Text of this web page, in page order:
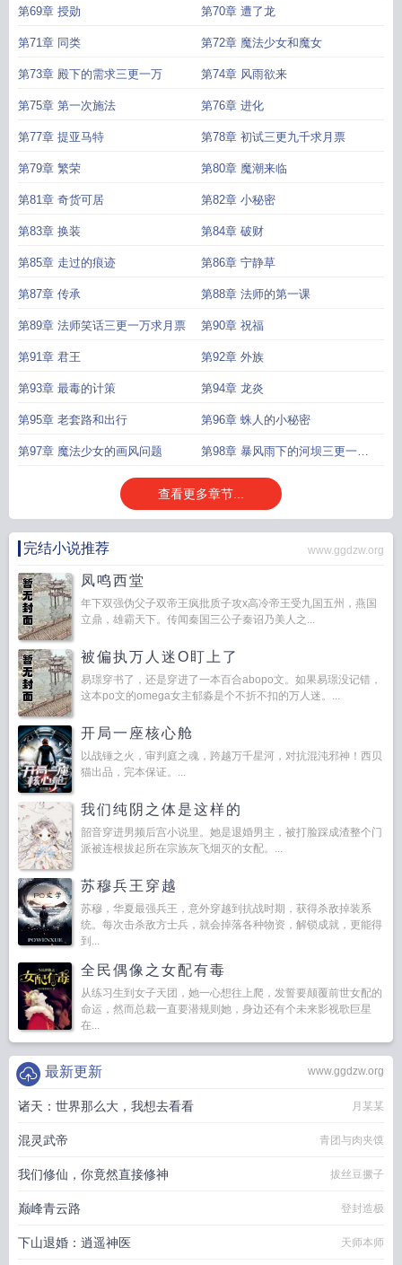
求月票
第69章 授勋 第70章 遭了龙
第71章 同类 第72章 魔法少女和魔女
第73章 殿下的需求三更一万 第74章 风雨欲来
第75章 第一次施法 第76章 进化
第77章 提亚马特 第78章 初试三更九千求月票
第79章 繁荣 第80章 魔潮来临
第81章 奇货可居 第82章 小秘密
第83章 换装 第84章 破财
第85章 走过的痕迹 第86章 宁静草
第87章 传承 第88章 法师的第一课
第89章 法师笑话三更一万求月票 第90章 祝福
第91章 君王 第92章 外族
第93章 最毒的计策 第94章 龙炎
第95章 老套路和出行 第96章 蛛人的小秘密
第97章 魔法少女的画风问题 第98章 暴风雨下的河坝三更一万
一求票
查看更多章节...
完结小说推荐 www.ggdzw.org
凤鸣西堂
年下双强伪父子双帝王疯批质子攻x高冷帝王受九国五州，燕国
立鼎，雄霸天下。传闻秦国三公子秦诏乃美人之...
被偏执万人迷O盯上了
易璟穿书了，还是穿进了一本百合abopo文。如果易璟没记错，
这本po文的omega女主郁淼是个不折不扣的万人迷。...
开局一座核心舱
以战锤之火，审判庭之魂，跨越万千星河，对抗混沌邪神！西贝
猫出品，完本保证。...
我们纯阴之体是这样的
韶音穿进男频后宫小说里。她是退婚男主，被打脸踩成渣整个门
派被连根拔起所在宗族灰飞烟灭的女配。...
苏穆兵王穿越
苏穆，华夏最强兵王，意外穿越到抗战时期，获得杀敌掉装系
统。每次击杀敌方士兵，就会掉落各种物资，解锁成就，更能得
到...
全民偶像之女配有毒
从练习生到女子天团，她一心想往上爬，发誓要颠覆前世女配的
命运，然而总裁一直要潜规则她，身边还有个未来影视歌巨星
在...
www.ggdzw.org
最新更新
诸天：世界那么大，我想去看看 月某某
混灵武帝 青团与肉夹馍
我们修仙，你竟然直接修神 拔丝豆撅子
巅峰青云路 登封造极
下山退婚：逍遥神医 天师本师